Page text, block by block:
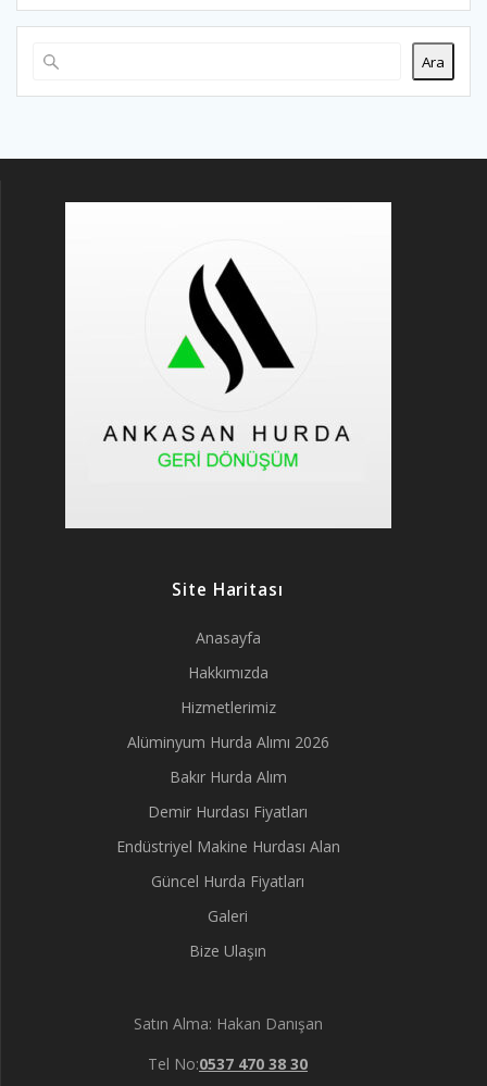
Ara
Site Haritası
Anasayfa
Hakkımızda
Hizmetlerimiz
Alüminyum Hurda Alımı 2026
Bakır Hurda Alım
Demir Hurdası Fiyatları
Endüstriyel Makine Hurdası Alan
Güncel Hurda Fiyatları
Galeri
Bize Ulaşın
Satın Alma: Hakan Danışan
Tel No:0537 470 38 30